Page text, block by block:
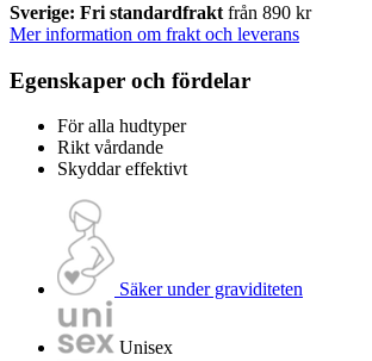
Sverige: Fri standardfrakt från 890 kr
Mer information om frakt och leverans
Egenskaper och fördelar
För alla hudtyper
Rikt vårdande
Skyddar effektivt
Säker under graviditeten
Unisex